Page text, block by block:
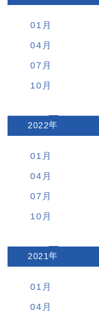
01
04
07
10
2022:
01
04
07
10
2021:
01
04